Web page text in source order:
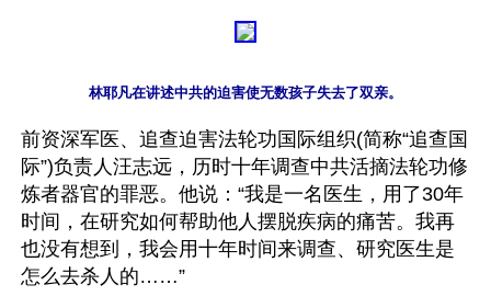
林耶凡在讲述中共的迫害使无数孩子失去了双亲。
前资深军医、追查迫害法轮功国际组织(简称“追查国
际”)负责人汪志远，历时十年调查中共活摘法轮功修
炼者器官的罪恶。他说：“我是一名医生，用了30年
时间，在研究如何帮助他人摆脱疾病的痛苦。我再
也没有想到，我会用十年时间来调查、研究医生是
怎么去杀人的……”